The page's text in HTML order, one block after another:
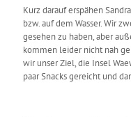
Kurz darauf erspähen
bzw. auf dem Wasser. Wir
gesehen zu haben, aber
kommen leider nicht nah
wir unser Ziel, die Insel
paar Snacks gereicht und